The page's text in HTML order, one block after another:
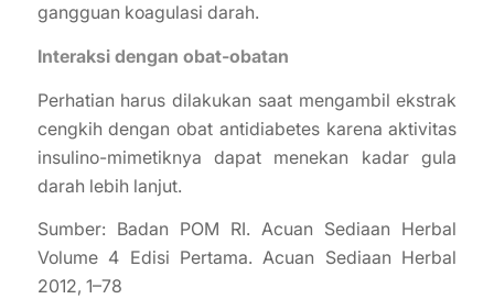
gangguan koagulasi darah.
Interaksi dengan obat-obatan
Perhatian harus dilakukan saat mengambil ekstrak
cengkih dengan obat antidiabetes karena aktivitas
insulino-mimetiknya dapat menekan kadar gula
darah lebih lanjut.
Sumber: Badan POM RI. Acuan Sediaan Herbal
Volume 4 Edisi Pertama. Acuan Sediaan Herbal
2012, 1–78